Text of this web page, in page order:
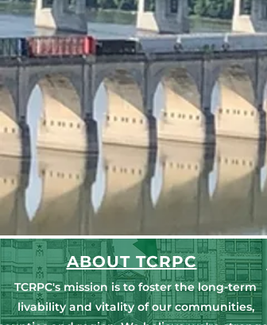
ABOUT TCRPC
TCRPC's mission is to foster the long-term
livability and vitality of our communities,